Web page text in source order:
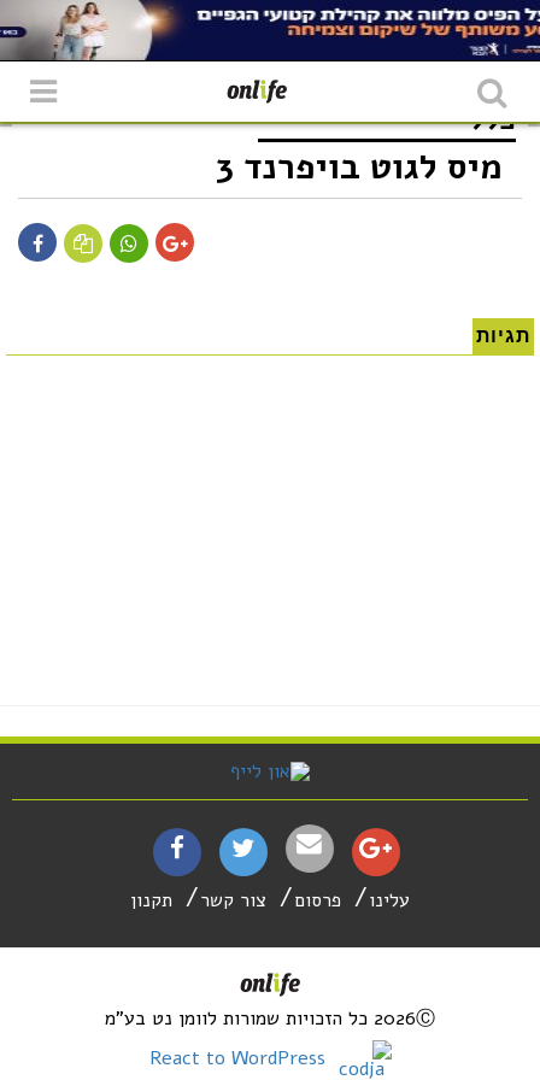
כללי
מיס לגוט בויפרנד 3
תגיות
עלינו פרסום צור קשר תקנון
2026Ⓒ כל הזכויות שמורות לוומן נט בע"מ